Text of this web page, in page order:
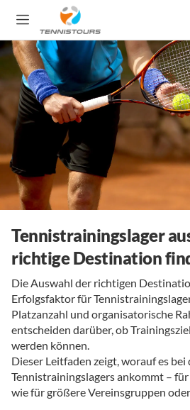
Tennistrainingslager
richtige Destination
Die Auswahl der richtigen
Erfolgsfaktor für
Platzanzahl und organisatorische
entscheiden darüber, ob
werden können.
Dieser Leitfaden zeigt, worauf es
Tennistrainingslagers ankommt –
wie für größere Vereinsgruppen